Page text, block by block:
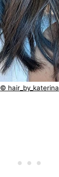
© hair_by_katerina